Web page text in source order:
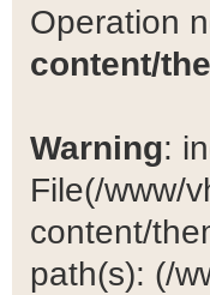
Operation
content/
Warning:
File(/www/
content/
path(s): (/